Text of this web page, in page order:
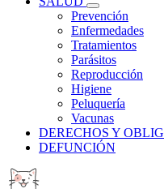
Prevención
Enfermedades
Tratamientos
Parásitos
Reproducción
Higiene
Peluquería
Vacunas
DERECHOS Y
DEFUNCIÓN